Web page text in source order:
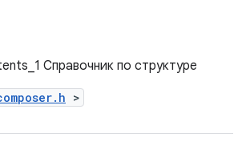
Справочник по структуре
>